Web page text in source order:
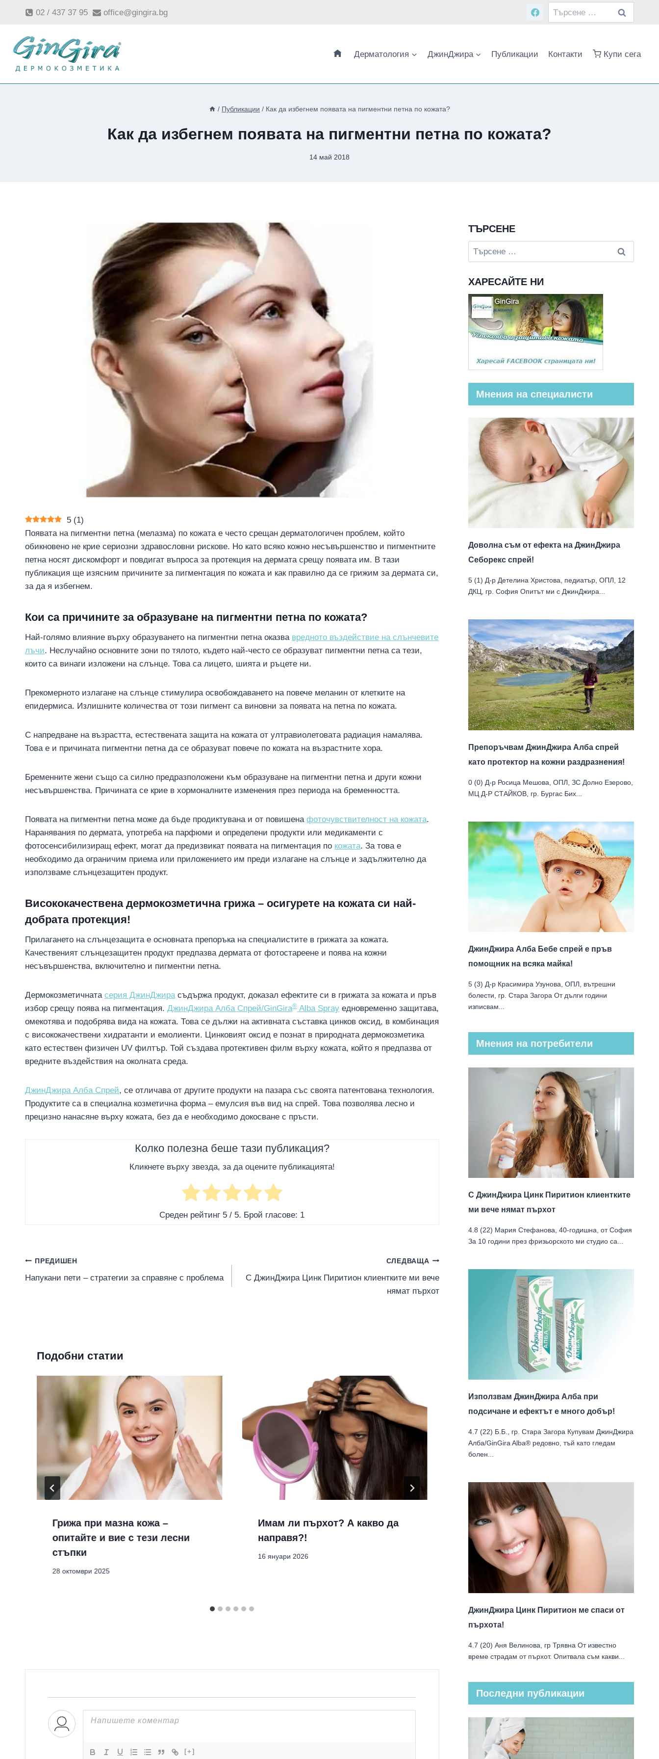
съдържанието
02 / 437 37 95 office@gingira.bg
Търсене
за:
Дерматология ДжинДжира Публикации Контакти Купи сега
/ Публикации / Как да избегнем появата на пигментни петна по кожата?
Как да избегнем появата на пигментни петна по кожата?
14 май 2018
5 (1)
Появата на пигментни петна (мелазма) по кожата е често срещан дерматологичен проблем, който
обикновено не крие сериозни здравословни рискове. Но като всяко кожно несъвършенство и пигментните
петна носят дискомфорт и повдигат въпроса за протекция на дермата срещу появата им. В тази
публикация ще изясним причините за пигментация по кожата и как правилно да се грижим за дермата си,
за да я избегнем.
Кои са причините за образуване на пигментни петна по кожата?
Най-голямо влияние върху образуването на пигментни петна оказва вредното въздействие на слънчевите
лъчи. Неслучайно основните зони по тялото, където най-често се образуват пигментни петна са тези,
които са винаги изложени на слънце. Това са лицето, шията и ръцете ни.
Прекомерното излагане на слънце стимулира освобождаването на повече меланин от клетките на
епидермиса. Излишните количества от този пигмент са виновни за появата на петна по кожата.
С напредване на възрастта, естествената защита на кожата от ултравиолетовата радиация намалява.
Това е и причината пигментни петна да се образуват повече по кожата на възрастните хора.
Бременните жени също са силно предразположени към образуване на пигментни петна и други кожни
несъвършенства. Причината се крие в хормоналните изменения през периода на бременността.
Появата на пигментни петна може да бъде продиктувана и от повишена фоточувствителност на кожата.
Наранявания по дермата, употреба на парфюми и определени продукти или медикаменти с
фотосенсибилизиращ ефект, могат да предизвикат появата на пигментация по кожата. За това е
необходимо да ограничим приема или приложението им преди излагане на слънце и задължително да
използваме слънцезащитен продукт.
Висококачествена дермокозметична грижа – осигурете на кожата си най-
добрата протекция!
Прилагането на слънцезащита е основната препоръка на специалистите в грижата за кожата.
Качественият слънцезащитен продукт предпазва дермата от фотостареене и поява на кожни
несъвършенства, включително и пигментни петна.
Дермокозметичната серия ДжинДжирасъдържа продукт, доказал ефектите си в грижата за кожата и пръв
избор срещу поява на пигментация. ДжинДжира Алба Спрей/GinGira® Alba Spray едновременно защитава,
омекотява и подобрява вида на кожата. Това се дължи на активната съставка цинков оксид, в комбинация
с висококачествени хидратанти и емолиенти. Цинковият оксид е познат в природната дермокозметика
като естествен физичен UV филтър. Той създава протективен филм върху кожата, който я предпазва от
вредните въздействия на околната среда.
ДжинДжира Алба Спрей, се отличава от другите продукти на пазара със своята патентована технология.
Продуктите са в специална козметична форма – емулсия във вид на спрей. Това позволява лесно и
прецизно нанасяне върху кожата, без да е необходимо докосване с пръсти.
Колко полезна беше тази публикация?
Кликнете върху звезда, за да оцените публикацията!
Среден рейтинг 5 / 5. Брой гласове: 1
Навигация
ПРЕДИШЕН
Напукани пети – стратегии за справяне с проблема
СЛЕДВАЩА
С ДжинДжира Цинк Пиритион клиентките ми вече
нямат пърхoт
Подобни статии
Грижа при мазна кожа –
опитайте и вие с тези лесни
стъпки
28 октомври 2025
Имам ли пърхот? А какво да
направя?!
16 януари 2026
Тонизиране на кожа – какво е и
защо е важно за това как
изглеждаме?
14 февруари 2025
[+]
ТЪРСЕНЕ
Търсене
за:
ХАРЕСАЙТЕ НИ
Мнения на специалисти
Доволна съм от ефекта на ДжинДжира
Себорекс спрей!
5 (1) Д-р Детелина Христова, педиатър, ОПЛ, 12
ДКЦ, гр. София Опитът ми с ДжинДжира...
Препоръчвам ДжинДжира Алба спрей
като протектор на кожни раздразнения!
0 (0) Д-р Росица Мешова, ОПЛ, ЗС Долно Езерово,
МЦ Д-Р СТАЙКОВ, гр. Бургас Бих...
ДжинДжира Алба Бебе спрей е пръв
помощник на всяка майка!
5 (3) Д-р Красимира Узунова, ОПЛ, вътрешни
болести, гр. Стара Загора От дълги години
изписвам...
Мнения на потребители
С ДжинДжира Цинк Пиритион клиентките
ми вече нямат пърхoт
4.8 (22) Мария Стефанова, 40-годишна, от София
За 10 години през фризьорското ми студио са...
Използвам ДжинДжира Алба при
подсичане и ефектът е много добър!
4.7 (22) Б.Б., гр. Стара Загора Купувам ДжинДжира
Алба/GinGira Alba® редовно, тъй като гледам
болен...
ДжинДжира Цинк Пиритион ме спаси от
пърхота!
4.7 (20) Аня Велинова, гр Трявна От известно
време страдам от пърхот. Опитвала съм какви...
Последни публикации